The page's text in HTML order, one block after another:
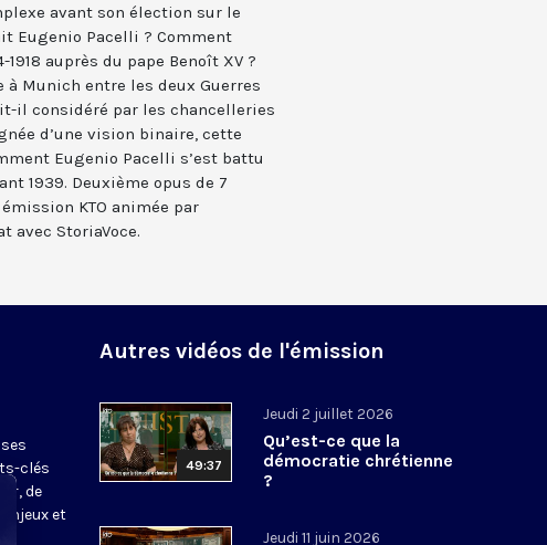
avant son élection sur le
Eugenio Pacelli ? Comment
auprès du pape Benoît XV ?
Munich entre les deux Guerres
il considéré par les chancelleries
d’une vision binaire, cette
Eugenio Pacelli s’est battu
1939. Deuxième opus de 7
KTO animée par
avec StoriaVoce.
clés
de
et
Autres vidéos de l'émission
49:37
Jeudi 2 juillet 2026
Qu’est-ce que la
démocratie chrétienne
?
Jeudi 11 juin 2026